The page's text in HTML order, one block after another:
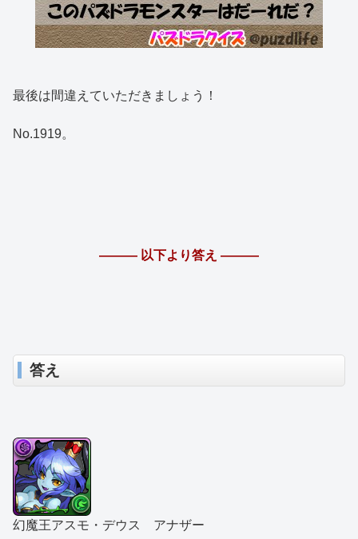
最後は間違えていただきましょう！
No.1919。
――― 以下より答え ―――
答え
幻魔王アスモ・デウス アナザー